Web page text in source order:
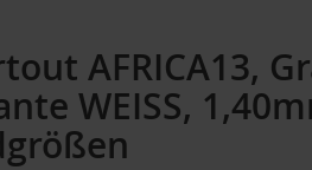
AFRICA13,
WEISS,